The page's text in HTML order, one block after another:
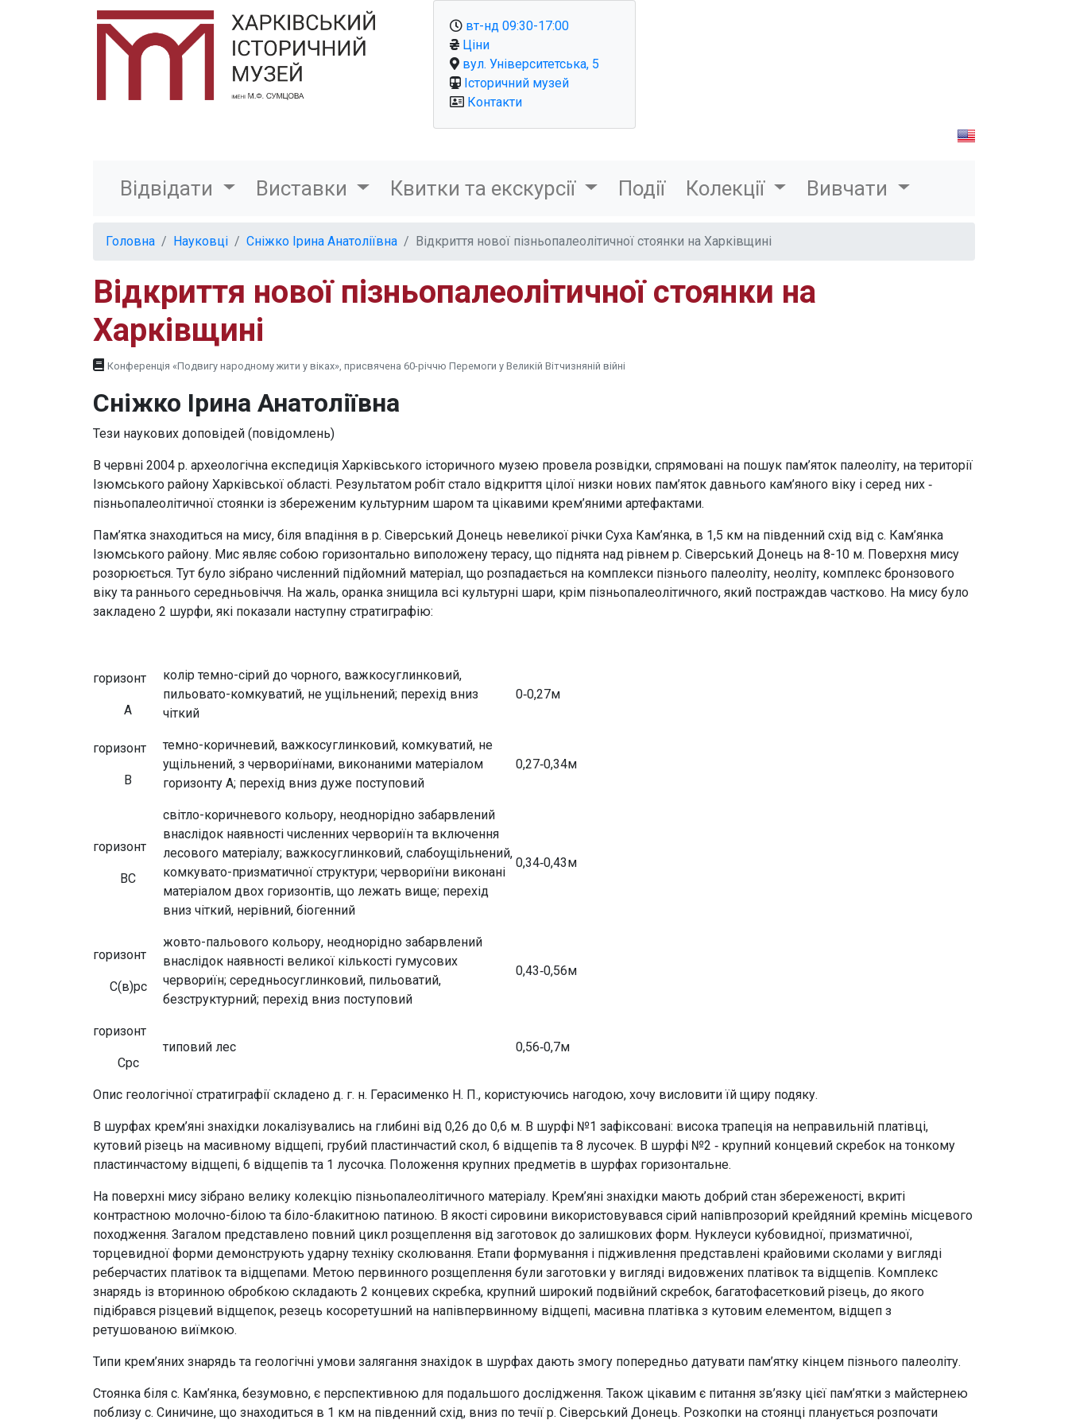
вт-нд 09:30-17:00
Ціни
вул. Університетська, 5
Історичний музей
Контакти
Відвідати Виставки Квитки та екскурсії Події Колекції Вивчати
Головна Науковці Сніжко Ірина Анатоліївна Відкриття нової пізньопалеолітичної стоянки на Харківщині
Відкриття нової пізньопалеолітичної стоянки на
Харківщині
Конференція «Подвигу народному жити у віках», присвячена 60-річчю Перемоги у Великій Вітчизняній війні
Сніжко Ірина Анатоліївна
Тези наукових доповідей (повідомлень)
В червні 2004 р. археологічна експедиція Харківського історичного музею провела розвідки, спрямовані на пошук пам’яток палеоліту, на території
Ізюмського району Харківської області. Результатом робіт стало відкриття цілої низки нових пам’яток давнього кам’яного віку і серед них ‑
пізньопалеолітичної стоянки із збереженим культурним шаром та цікавими крем’яними артефактами.
Пам’ятка знаходиться на мису, біля впадіння в р. Сіверський Донець невеликої річки Суха Кам’янка, в 1,5 км на південний схід від с. Кам’янка
Ізюмського району. Мис являє собою горизонтально виположену терасу, що піднята над рівнем р. Сіверський Донець на 8-10 м. Поверхня мису
розорюється. Тут було зібрано численний підйомний матеріал, що розпадається на комплекси пізнього палеоліту, неоліту, комплекс бронзового
віку та раннього середньовіччя. На жаль, оранка знищила всі культурні шари, крім пізньопалеолітичного, який постраждав частково. На мису було
закладено 2 шурфи, які показали наступну стратиграфію:
горизонт
А
колір темно-сірий до чорного, важкосуглинковий,
пильовато-комкуватий, не ущільнений; перехід вниз
чіткий
0‑0,27м
горизонт
В
темно-коричневий, важкосуглинковий, комкуватий, не
ущільнений, з червориїнами, виконаними матеріалом
горизонту А; перехід вниз дуже поступовий
0,27‑0,34м
горизонт
ВС
світло-коричневого кольору, неоднорідно забарв­ле­ний
внаслідок наявності численних червориїн та включення
лесового матеріалу; важкосуглинковий, слабоущільнений,
комкувато-призматичної струк­ту­ри; червориїни виконані
матеріалом двох горизонтів, що лежать вище; перехід
вниз чіткий, нерівний, біогенний
0,34‑0,43м
горизонт
С(в)рс
жовто-пальового кольору, неоднорідно забарвлений
внаслідок наявності великої кількості гумусових
червориїн; середньосуглинковий, пильоватий,
безструктурний; перехід вниз поступовий
0,43‑0,56м
горизонт
Срс
типовий лес 0,56‑0,7м
Опис геологічної стратиграфії складено д. г. н. Герасименко Н. П., користуючись нагодою, хочу висловити їй щиру подяку.
В шурфах крем’яні знахідки локалізувались на глибині від 0,26 до 0,6 м. В шурфі №1 зафіксовані: висока трапеція на неправильній платівці,
кутовий різець на масивному відщепі, грубий пластинчастий скол, 6 відщепів та 8 лусочек. В шурфі №2 ‑ крупний концевий скребок на тонкому
пластинчастому відщепі, 6 відщепів та 1 лусочка. Положення крупних предметів в шурфах горизонтальне.
На поверхні мису зібрано велику колекцію пізньопалеолітичного матеріалу. Крем’яні знахідки мають добрий стан збереженості, вкриті
контрастною молочно-білою та біло-блакитною патиною. В якості сировини використовувався сірий напівпрозорий крейдяний кремінь місцевого
походження. Загалом представлено повний цикл розщеплення від заготовок до залишкових форм. Нуклеуси кубовидної, призматичної,
торцевидної форми демонструють ударну техніку сколювання. Етапи формування і підживлення представлені крайовими сколами у вигляді
реберчастих платівок та відщепами. Метою первинного розщеплення були заготовки у вигляді видовжених платівок та відщепів. Комплекс
знарядь із вторинною обробкою складають 2 концевих скребка, крупний широкий подвійний скребок, багатофасетковий різець, до якого
підібрався різцевий відщепок, резець косоретушний на напівпервинному відщепі, масивна платівка з кутовим елементом, відщеп з
ретушованою виїмкою.
Типи крем’яних знарядь та геологічні умови залягання знахідок в шурфах дають змогу попередньо датувати пам’ятку кінцем пізнього палеоліту.
Стоянка біля с. Кам’янка, безумовно, є перспективною для подальшого дослідження. Також цікавим є питання зв’язку цієї пам’ятки з майстернею
поблизу с. Синичине, що знаходиться в 1 км на південний схід, вниз по течії р. Сіверський Донець. Розкопки на стоянці планується розпочати